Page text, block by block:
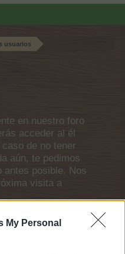
My Personal
usuarios
en nuestro foro
acceder al él
de no tener
aún, te pedimos
antes posible. Nos
visita a